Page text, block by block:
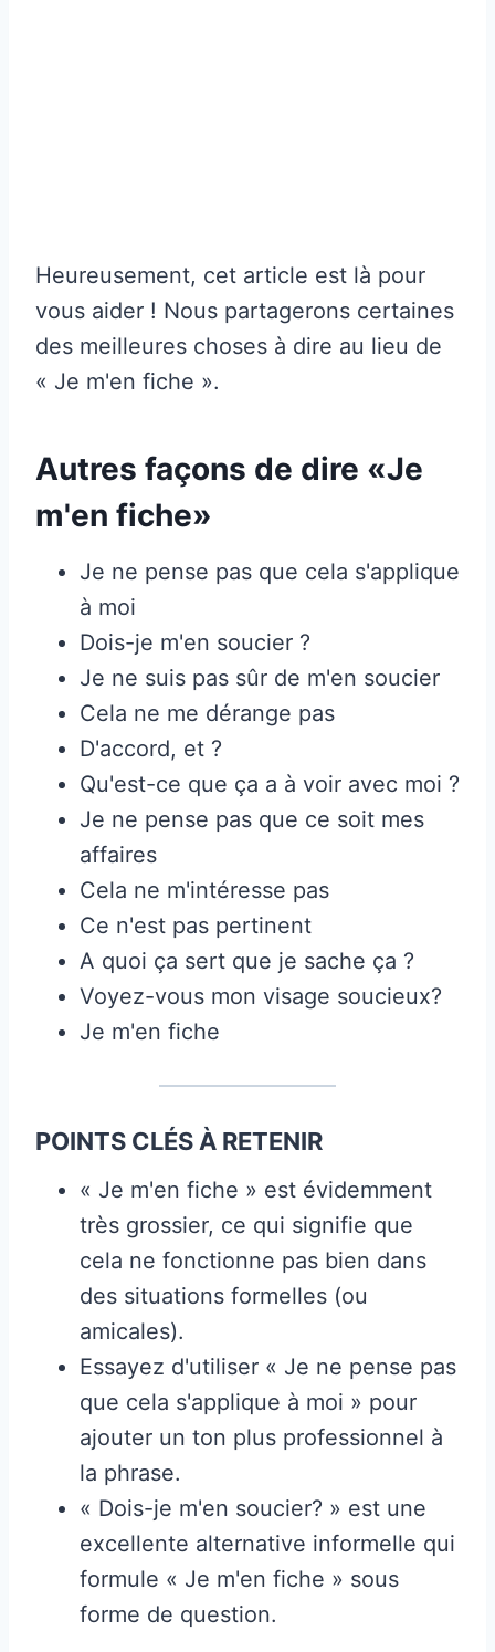
Heureusement, cet article est là pour
vous aider ! Nous partagerons certaines
des meilleures choses à dire au lieu de
« Je m'en fiche ».
Autres façons de dire «Je
m'en fiche»
Je ne pense pas que cela s'applique
à moi
Dois-je m'en soucier ?
Je ne suis pas sûr de m'en soucier
Cela ne me dérange pas
D'accord, et ?
Qu'est-ce que ça a à voir avec moi ?
Je ne pense pas que ce soit mes
affaires
Cela ne m'intéresse pas
Ce n'est pas pertinent
A quoi ça sert que je sache ça ?
Voyez-vous mon visage soucieux?
Je m'en fiche
POINTS CLÉS À RETENIR
« Je m'en fiche » est évidemment
très grossier, ce qui signifie que
cela ne fonctionne pas bien dans
des situations formelles (ou
amicales).
Essayez d'utiliser « Je ne pense pas
que cela s'applique à moi » pour
ajouter un ton plus professionnel à
la phrase.
« Dois-je m'en soucier? » est une
excellente alternative informelle qui
formule « Je m'en fiche » sous
forme de question.